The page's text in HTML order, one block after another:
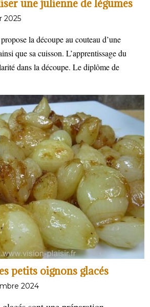
une julienne de légumes
2025
la découpe au couteau d’une
que sa cuisson. L’apprentissage du
dans la découpe. Le diplôme de
petits oignons glacés
2024